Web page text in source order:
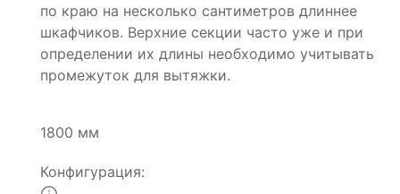
по краю на несколько сантиметров длиннее
шкафчиков. Верхние секции часто уже и при
определении их длины необходимо учитывать
промежуток для вытяжки.
1800 мм
Конфигурация: